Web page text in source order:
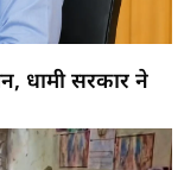
धामी सरकार ने